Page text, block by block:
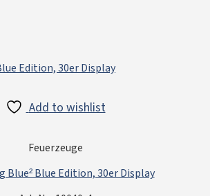
Add to wishlist
Feuerzeuge
Blue² Blue Edition, 30er Display